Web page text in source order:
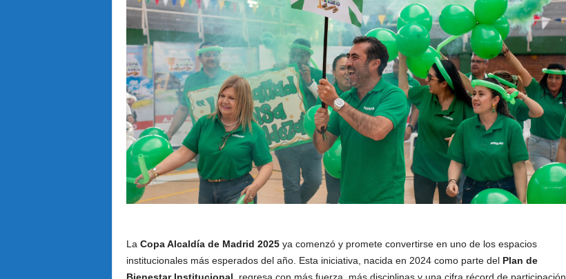
La Copa Alcaldía de Madrid 2025ya comenzó y promete convertirse en uno de los espacios
institucionales más esperados del año. Esta iniciativa, nacida en 2024 como parte del Plan de